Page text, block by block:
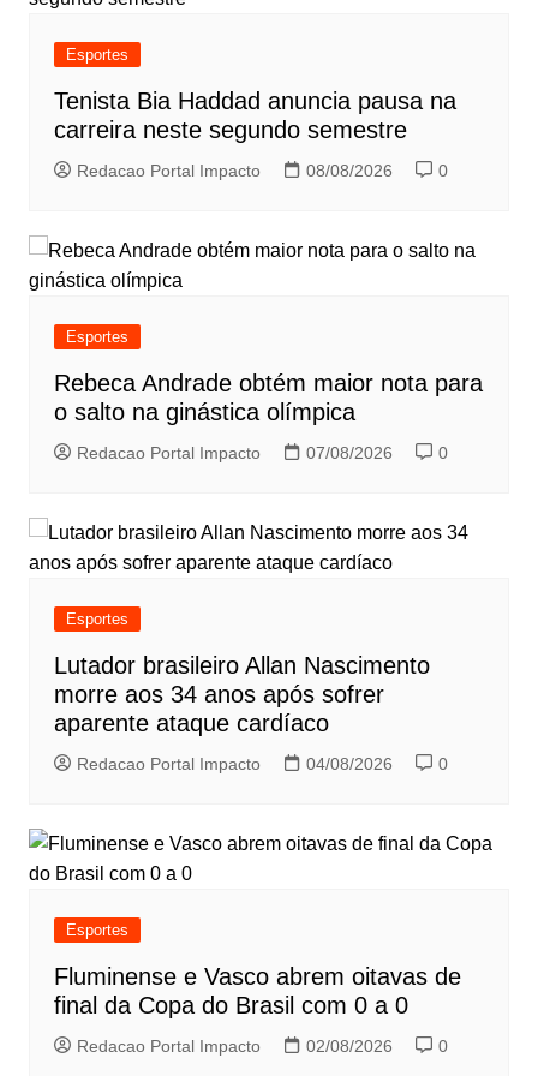
Esportes
Tenista Bia Haddad anuncia pausa na
carreira neste segundo semestre
Redacao Portal Impacto 08/08/2026 0
Esportes
Rebeca Andrade obtém maior nota para
o salto na ginástica olímpica
Redacao Portal Impacto 07/08/2026 0
Esportes
Lutador brasileiro Allan Nascimento
morre aos 34 anos após sofrer
aparente ataque cardíaco
Redacao Portal Impacto 04/08/2026 0
Esportes
Fluminense e Vasco abrem oitavas de
final da Copa do Brasil com 0 a 0
Redacao Portal Impacto 02/08/2026 0